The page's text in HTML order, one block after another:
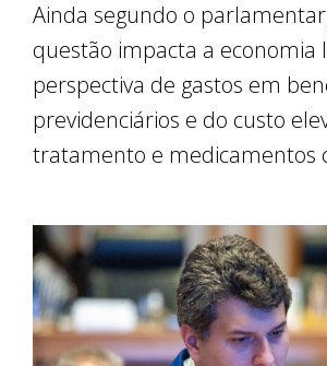
Ainda segundo o
questão impacta a economia
perspectiva de gastos em
previdenciários e do custo
tratamento e medicamentos